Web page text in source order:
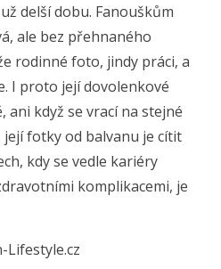
delší dobu. Fanouškům
ale bez přehnaného
rodinné foto, jindy práci, a
I proto její dovolenkové
když se vrací na stejné
její fotky od balvanu je cítit
kdy se vedle kariéry
komplikacemi, je
Lifestyle.cz